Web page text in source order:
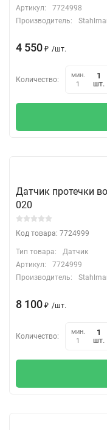
Артикул:
7724998
Производитель:
4 550 ₽ /шт.
Количество:
мин.
1
шт.
Датчик протечки
020
Код товара: 7724999
Тип товара:
Датчик
Артикул:
7724999
Производитель:
8 100 ₽ /шт.
Количество:
мин.
1
шт.